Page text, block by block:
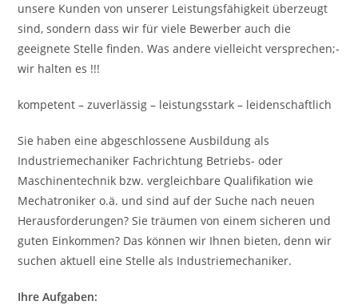
unsere Kunden von unserer Leistungsfähigkeit überzeugt
sind, sondern dass wir für viele Bewerber auch die
geeignete Stelle finden. Was andere vielleicht versprechen;-
wir halten es !!!
kompetent – zuverlässig – leistungsstark – leidenschaftlich
Sie haben eine abgeschlossene Ausbildung als
Industriemechaniker Fachrichtung Betriebs- oder
Maschinentechnik bzw. vergleichbare Qualifikation wie
Mechatroniker o.ä. und sind auf der Suche nach neuen
Herausforderungen? Sie träumen von einem sicheren und
guten Einkommen? Das können wir Ihnen bieten, denn wir
suchen aktuell eine Stelle als Industriemechaniker.
Ihre Aufgaben: